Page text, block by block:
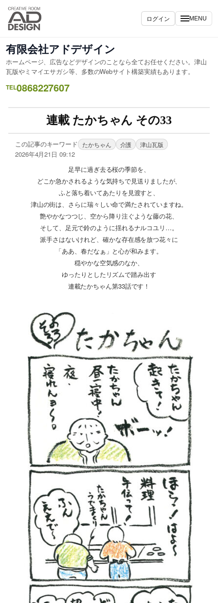
ログイン MENU
有限会社アドデザイン
ホームページ、広告などデザインのことなら全てお任せください。津山
瓦版やミマイエサガシ等、多数のWebサイト構築実績もあります。
TEL0868227607
連載 たかちゃん その33
この記事のキーワード たかちゃん 介護 津山瓦版
2026年4月21日 09:12
足早に過ぎ去る桜の季節を、
どこか急かされるような気持ちで見送りましたが、
ふと落ち着いてあたりを見渡すと、
津山の街は、さらに瑞々しい命で満たされていますね。
艶やかなつつじ、空から降り注ぐような藤の花、
そして、足元で鈴のように揺れるナルコユリ…。
派手さはないけれど、確かな存在感を放つ花々に
「ああ、春だなぁ」と心が和みます。
穏やかな空気感のなか、
ゆったりとしたリズムで踏み出す
連載たかちゃん第33話です！